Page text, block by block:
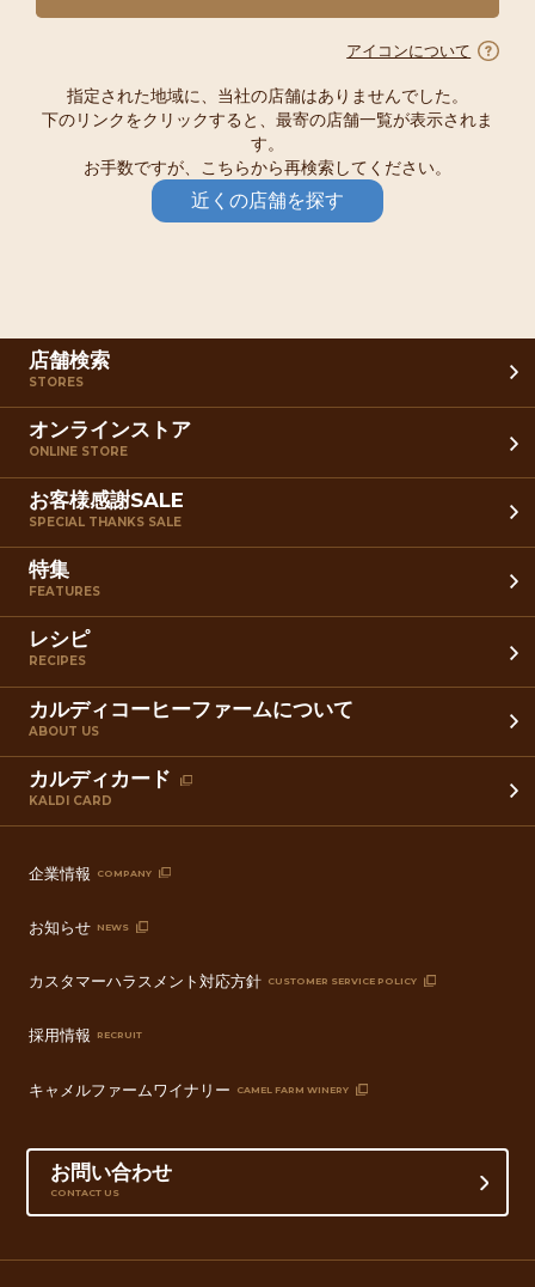
アイコンについて
指定された地域に、当社の店舗はありませんでした。
下のリンクをクリックすると、最寄の店舗一覧が表示されま
す。
お手数ですが、こちらから再検索してください。
近くの店舗を探す
店舗検索
STORES
オンラインストア
ONLINE STORE
お客様感謝SALE
SPECIAL THANKS SALE
特集
FEATURES
レシピ
RECIPES
カルディコーヒーファームについて
ABOUT US
カルディカード
KALDI CARD
企業情報 COMPANY
お知らせ NEWS
カスタマーハラスメント対応方針 CUSTOMER SERVICE POLICY
採用情報 RECRUIT
キャメルファームワイナリー CAMEL FARM WINERY
お問い合わせ
CONTACT US